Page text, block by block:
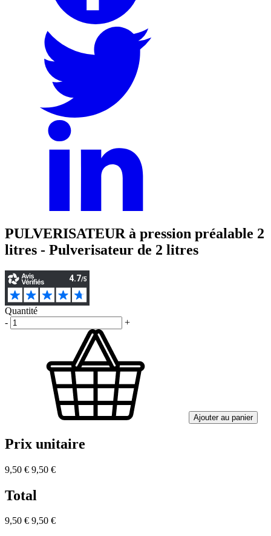
PULVERISATEUR à pression préalable 2
litres - Pulverisateur de 2 litres
Quantité
-
+
Ajouter au panier
Prix unitaire
9,50 € 9,50 €
Total
9,50 € 9,50 €